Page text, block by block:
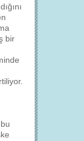
bir